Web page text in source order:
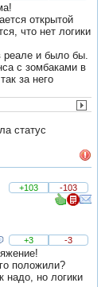
открытой
что нет логики
реале и было бы.
с зомбаками в
за него
статус
+103
-103
+3 -3
положили?
надо, но логики